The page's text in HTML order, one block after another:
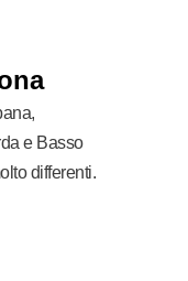
e Basso
differenti.